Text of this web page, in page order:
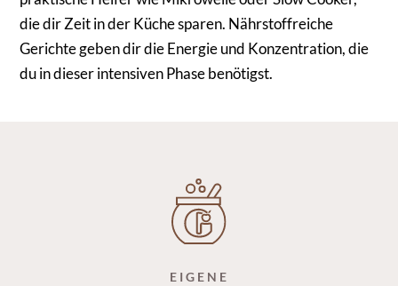
die dir Zeit in der Küche sparen. Nährstoffreiche
Gerichte geben dir die Energie und Konzentration, die
du in dieser intensiven Phase benötigst.
EIGENE